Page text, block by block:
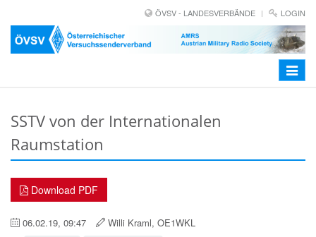
ÖVSV - LANDESVERBÄNDE LOGIN
Toggle
SSTV von der Internationalen
Raumstation
Download PDF
06.02.19, 09:47 Willi Kraml, OE1WKL